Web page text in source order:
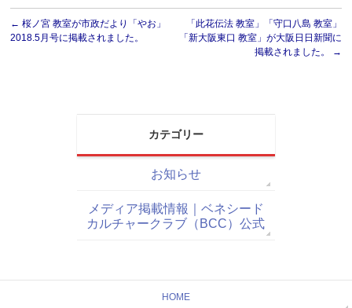
← 桜ノ宮 教室が市政だより「やお」
2018.5月号に掲載されました。
「此花伝法 教室」「守口八島 教室」
「新大阪東口 教室」が大阪日日新聞に
掲載されました。
→
カテゴリー
お知らせ
メディア掲載情報｜ベネシード
カルチャークラブ（BCC）公式
HOME